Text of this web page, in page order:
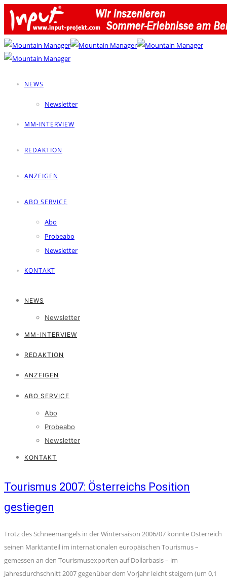
NEWS
Newsletter
MM-INTERVIEW
REDAKTION
ANZEIGEN
ABO SERVICE
Abo
Probeabo
Newsletter
KONTAKT
NEWS
Newsletter
MM-INTERVIEW
REDAKTION
ANZEIGEN
ABO SERVICE
Abo
Probeabo
Newsletter
KONTAKT
Tourismus 2007: Österreichs Position
gestiegen
Trotz des Schneemangels in der Wintersaison 2006/07 konnte Österreich
seinen Marktanteil im internationalen europäischen Tourismus –
gemessen an den Tourismusexporten auf Dollarbasis – im
Jahresdurchschnitt 2007 gegenüber dem Vorjahr leicht steigern (um 0,1